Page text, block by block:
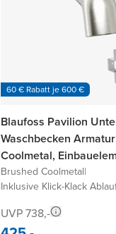
60 € Rabatt je 600 €
Blaufoss Pavilion
Waschbecken
Coolmetal,
Brushed Coolmetal|
Inklusive Klick-Klack
UVP 738,-